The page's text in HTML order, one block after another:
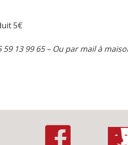
5€
13 99 65 – Ou par mail à